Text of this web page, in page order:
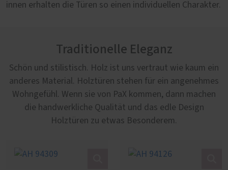
innen erhalten die Türen so einen individuellen Charakter.
Traditionelle Eleganz
Schön und stilistisch. Holz ist uns vertraut wie kaum ein
anderes Material. Holztüren stehen für ein angenehmes
Wohngefühl. Wenn sie von PaX kommen, dann machen
die handwerkliche Qualität und das edle Design
Holztüren zu etwas Besonderem.